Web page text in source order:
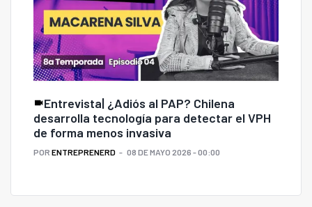
Entrevista| ¿Adiós al PAP? Chilena
desarrolla tecnología para detectar el VPH
de forma menos invasiva
POR ENTREPRENERD 08 DE MAYO 2026 - 00:00